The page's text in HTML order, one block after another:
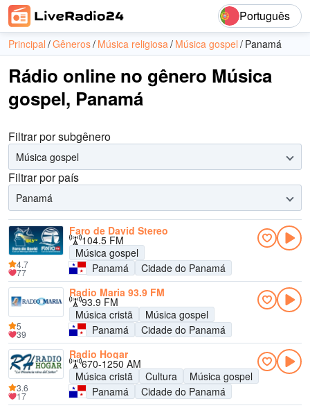
Português
Principal Gêneros Música religiosa Música gospel Panamá
Rádio online no gênero Música
gospel, Panamá
Filtrar por subgênero
Música gospel
Filtrar por país
Panamá
Faro de David Stereo
104.5 FM
Música gospel
Panamá
Cidade do Panamá
4.7
77
Radio Maria 93.9 FM
93.9 FM
Música cristã
Música gospel
Panamá
Cidade do Panamá
5
39
Radio Hogar
670-1250 AM
Música cristã
Cultura
Música gospel
Panamá
Cidade do Panamá
3.6
17